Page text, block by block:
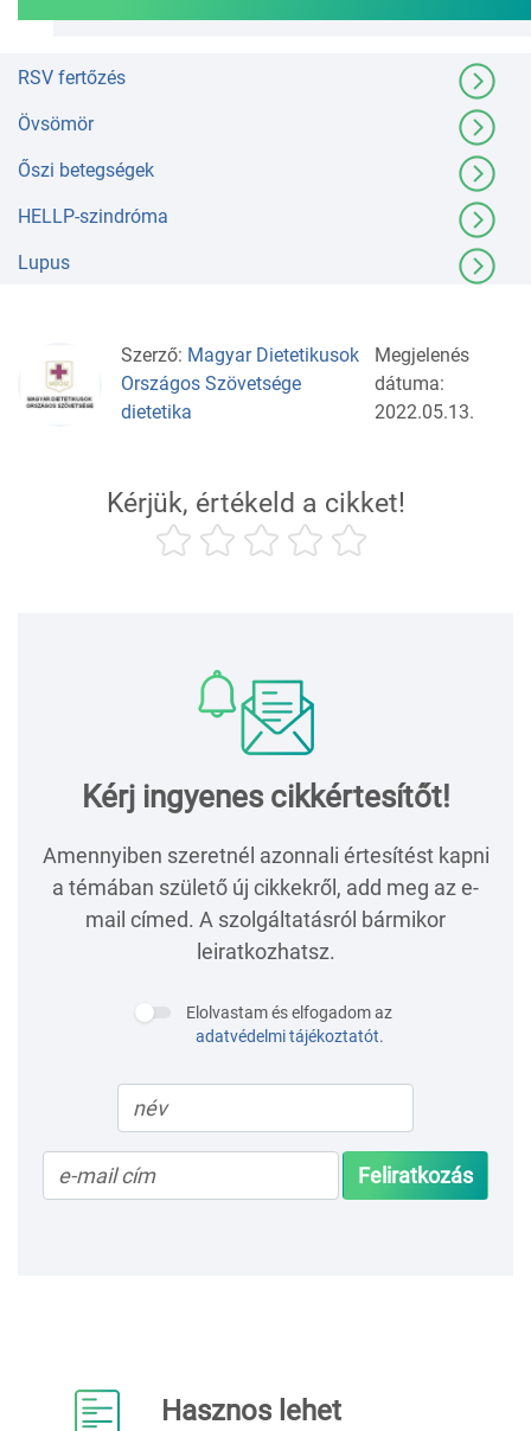
RSV fertőzés
Övsömör
Őszi betegségek
HELLP-szindróma
Lupus
Szerző: Magyar Dietetikusok
Országos Szövetsége
dietetika
Megjelenés
dátuma:
2022.05.13.
Kérjük, értékeld a cikket!
Kérj ingyenes cikkértesítőt!
Amennyiben szeretnél azonnali értesítést kapni
a témában születő új cikkekről, add meg az e-
mail címed. A szolgáltatásról bármikor
leiratkozhatsz.
Elolvastam és elfogadom az
adatvédelmi tájékoztatót.
Feliratkozás
Hasznos lehet